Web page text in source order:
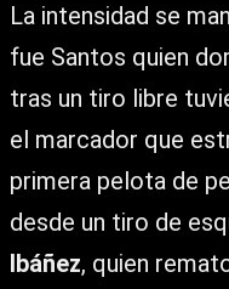
La intensidad se
fue Santos quien
tras un tiro libre
el marcador que
primera pelota de
desde un tiro de
Ibáñez, quien